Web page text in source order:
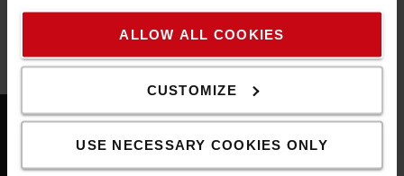
ALLOW ALL COOKIES
CUSTOMIZE
USE NECESSARY COOKIES ONLY
Uppkopplade lösningar